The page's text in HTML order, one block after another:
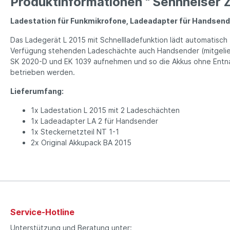
Ladestation für Funkmikrofone, Ladeadapter für
Das Ladegerät L 2015 mit Schnell­lade­funktion lädt
Verfügung stehenden Lade­schächte auch Hand­sender
SK 2020-D und EK 1039 auf­nehmen und so die Akkus ohne
betrieben werden.
Lieferumfang:
1x Ladestation L 2015 mit 2 Ladeschächten
1x Ladeadapter LA 2 für Handsender
1x Steckernetzteil NT 1-1
2x Original Akkupack BA 2015
Service-Hotline
Unterstützung und Beratung unter: